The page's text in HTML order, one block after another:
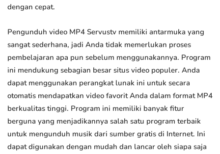
dengan cepat.
Pengunduh video MP4 Servustv memiliki antarmuka yang
sangat sederhana, jadi Anda tidak memerlukan proses
pembelajaran apa pun sebelum menggunakannya. Program
ini mendukung sebagian besar situs video populer. Anda
dapat menggunakan perangkat lunak ini untuk secara
otomatis mendapatkan video favorit Anda dalam format MP4
berkualitas tinggi. Program ini memiliki banyak fitur
berguna yang menjadikannya salah satu program terbaik
untuk mengunduh musik dari sumber gratis di Internet. Ini
dapat digunakan dengan mudah dan lancar oleh siapa saja